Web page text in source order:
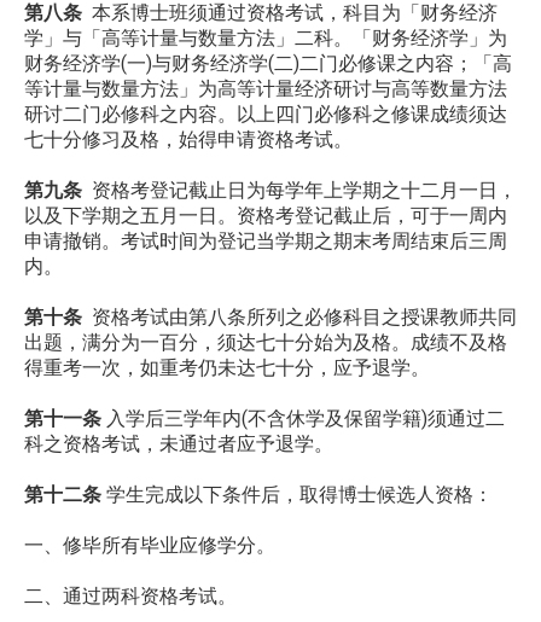
第八条 本系博士班须通过资格考试，科目为「财务经济
学」与「高等计量与数量方法」二科。「财务经济学」为
财务经济学(一)与财务经济学(二)二门必修课之内容；「高
等计量与数量方法」为高等计量经济研讨与高等数量方法
研讨二门必修科之内容。以上四门必修科之修课成绩须达
七十分修习及格，始得申请资格考试。
第九条 资格考登记截止日为每学年上学期之十二月一日，
以及下学期之五月一日。资格考登记截止后，可于一周内
申请撤销。考试时间为登记当学期之期末考周结束后三周
内。
第十条 资格考试由第八条所列之必修科目之授课教师共同
出题，满分为一百分，须达七十分始为及格。成绩不及格
得重考一次，如重考仍未达七十分，应予退学。
第十一条 入学后三学年内(不含休学及保留学籍)须通过二
科之资格考试，未通过者应予退学。
第十二条 学生完成以下条件后，取得博士候选人资格：
一、修毕所有毕业应修学分。
二、通过两科资格考试。